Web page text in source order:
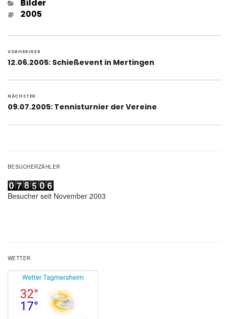
Bilder
Schlagwörter
2005
VORHERIGER
Vorheriger
12.06.2005: Schießevent in Mertingen
NÄCHSTER
Nächster
09.07.2005: Tennisturnier der Vereine
BESUCHERZÄHLER
Besucher seit November 2003
WETTER